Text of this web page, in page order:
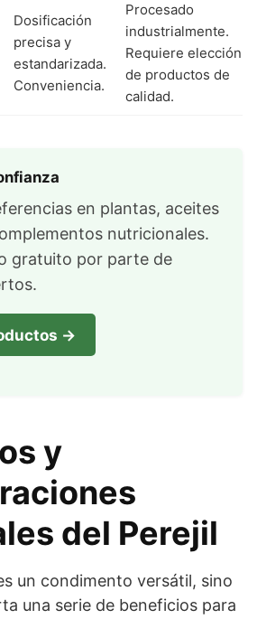
Dosificación
precisa y
estandarizada.
Conveniencia.
Procesado
industrialmente.
Requiere elección
de productos de
calidad.
en plantas, aceites
nutricionales.
gratuito por parte de
→
y
del Perejil
un condimento versátil, sino
una serie de beneficios para